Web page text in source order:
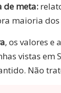
de meta:
maioria
, os valores e
vistas
Não